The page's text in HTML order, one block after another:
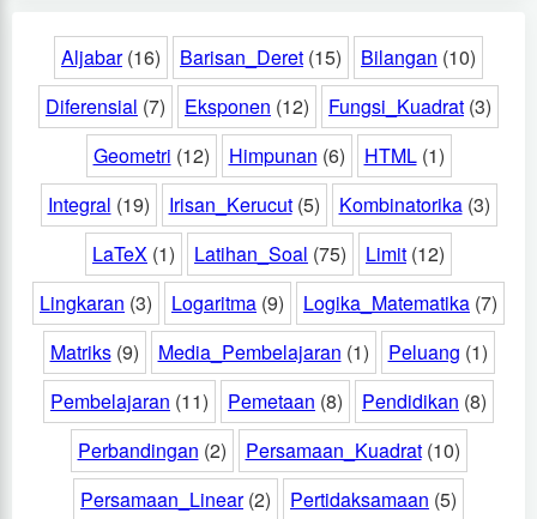
Aljabar (16) Barisan_Deret (15) Bilangan (10)
Diferensial (7) Eksponen (12) Fungsi_Kuadrat (3)
Geometri (12) Himpunan (6) HTML (1)
Integral (19) Irisan_Kerucut (5) Kombinatorika (3)
LaTeX (1) Latihan_Soal (75) Limit (12)
Lingkaran (3) Logaritma (9) Logika_Matematika (7)
Matriks (9) Media_Pembelajaran (1) Peluang (1)
Pembelajaran (11) Pemetaan (8) Pendidikan (8)
Perbandingan (2) Persamaan_Kuadrat (10)
Persamaan_Linear (2) Pertidaksamaan (5)